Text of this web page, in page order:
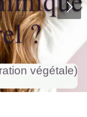
?
végétale)